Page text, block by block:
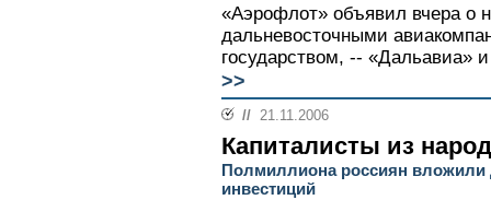
«Аэрофлот» объявил вчера о
дальневосточными
государством, -- «Дальавиа»
>>
// 21.11.2006
Капиталисты из
Полмиллиона россиян вложили
инвестиций